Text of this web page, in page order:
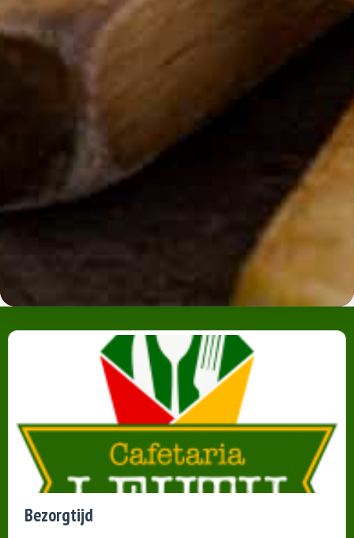
Bezorgtijd